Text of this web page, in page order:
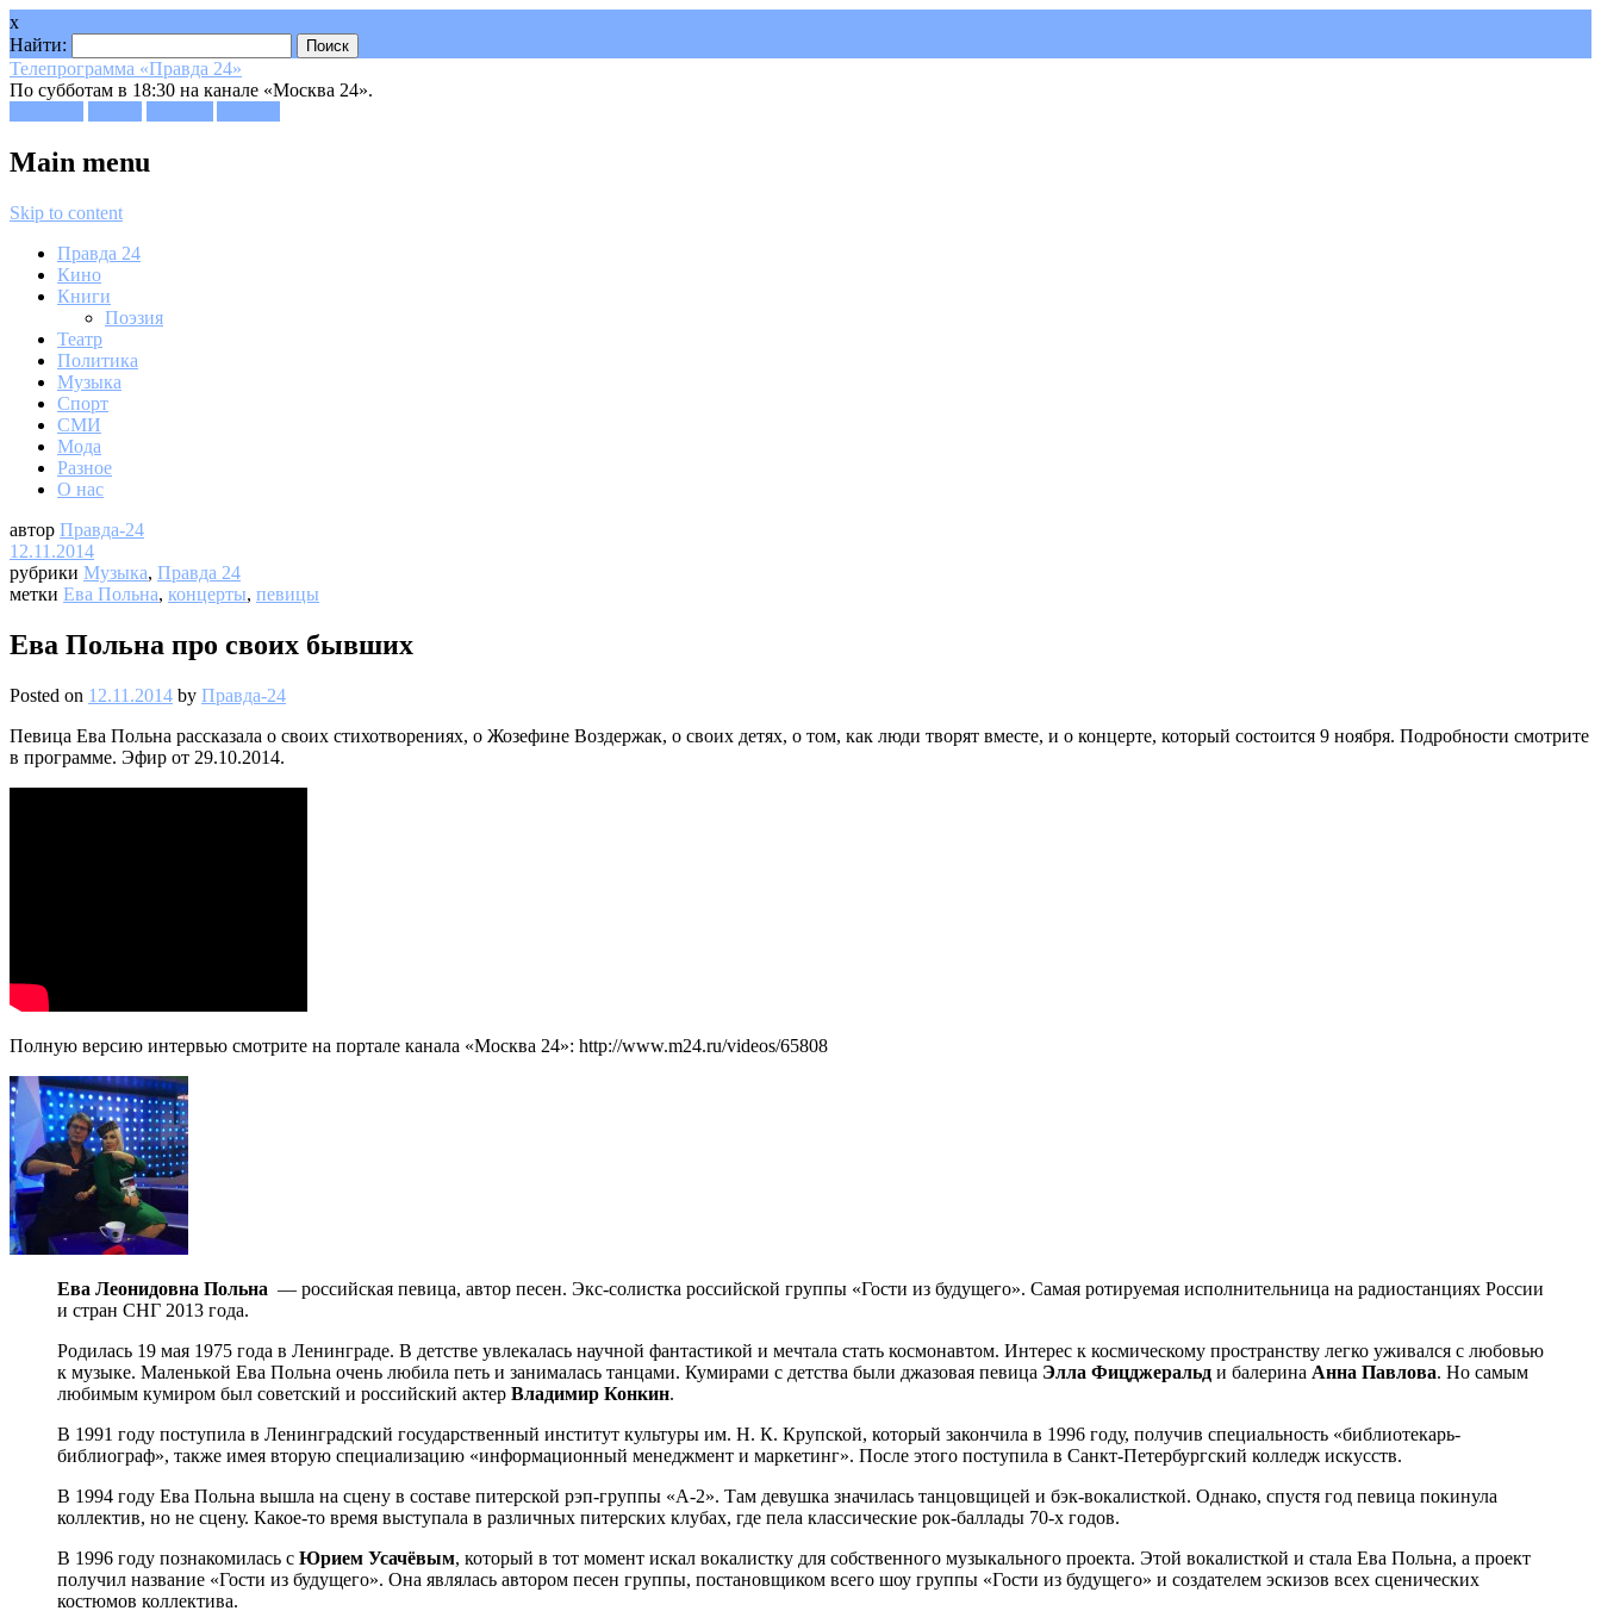
x
Найти:
Телепрограмма «Правда 24»
По субботам в 18:30 на канале «Москва 24».
Main menu
Skip to content
Правда 24
Кино
Книги
Поэзия
Театр
Политика
Музыка
Спорт
СМИ
Мода
Разное
О нас
автор Правда-24
12.11.2014
рубрики Музыка, Правда 24
метки Ева Польна, концерты, певицы
Ева Польна про своих бывших
Posted on 12.11.2014 by Правда-24
Певица Ева Польна рассказала о своих стихотворениях, о Жозефине Воздержак, о своих детях, о том, как люди творят вместе, и о концерте, который состоится 9 ноября. Подробности смотрите
в программе. Эфир от 29.10.2014.
Полную версию интервью смотрите на портале канала «Москва 24»: http://www.m24.ru/videos/65808
Ева Леонидовна Польна — российская певица, автор песен. Экс-солистка российской группы «Гости из будущего». Самая ротируемая исполнительница на радиостанциях России
и стран СНГ 2013 года.
Родилась 19 мая 1975 года в Ленинграде. В детстве увлекалась научной фантастикой и мечтала стать космонавтом. Интерес к космическому пространству легко уживался с любовью
к музыке. Маленькой Ева Польна очень любила петь и занималась танцами. Кумирами с детства были джазовая певица Элла Фицджеральд и балерина Анна Павлова. Но самым
любимым кумиром был советский и российский актер Владимир Конкин.
В 1991 году поступила в Ленинградский государственный институт культуры им. Н. К. Крупской, который закончила в 1996 году, получив специальность «библиотекарь-
библиограф», также имея вторую специализацию «информационный менеджмент и маркетинг». После этого поступила в Санкт-Петербургский колледж искусств.
В 1994 году Ева Польна вышла на сцену в составе питерской рэп-группы «А-2». Там девушка значилась танцовщицей и бэк-вокалисткой. Однако, спустя год певица покинула
коллектив, но не сцену. Какое-то время выступала в различных питерских клубах, где пела классические рок-баллады 70-х годов.
В 1996 году познакомилась с Юрием Усачёвым, который в тот момент искал вокалистку для собственного музыкального проекта. Этой вокалисткой и стала Ева Польна, а проект
получил название «Гости из будущего». Она являлась автором песен группы, постановщиком всего шоу группы «Гости из будущего» и создателем эскизов всех сценических
костюмов коллектива.